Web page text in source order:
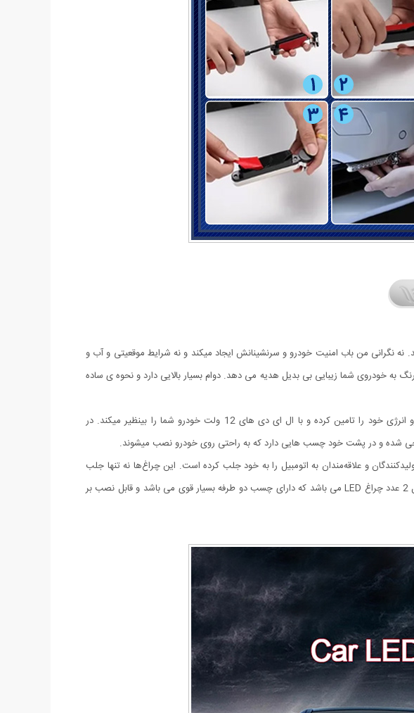
نه نگرانی من باب امنیت خودرو و سرنشینانش ایجاد میکند و نه شرایط موقعیتی و آب و
خودروی شما زیبایی بی بدیل هدیه می دهد. دوام بسیار بالایی دارد و نحوه ی ساده
نحوه کارکرد این محصول با استفاده از یک توربین بادی و ژنراتور است که بدون نیاز به برق و با استفاده از حرکت خودرو انرژی خود را تامین کرده و با ال ای دی های 12 ولت خودرو شما را بینظیر میکند. در
و علاقه‌مندان به اتومبیل را به خود جلب کرده است. این چراغ‌ها نه تنها جلب
توجه به ظاهر بدنه خودرو کمک می‌کنند بلکه افزایش امنیت و قابلیت رؤیت در شب را نیز بهبود می‌بخشند. هر بسته شامل 2 عدد چراغ LED می باشد که دارای چسب دو طرفه بسیار قوی می باشد و قابل نصب بر